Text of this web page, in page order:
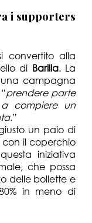
i supporters
convertito alla
di Barilla. La
campagna
prendere parte
compiere un
.”
un paio di
il coperchio
iniziativa
che possa
delle bollette e
in meno di